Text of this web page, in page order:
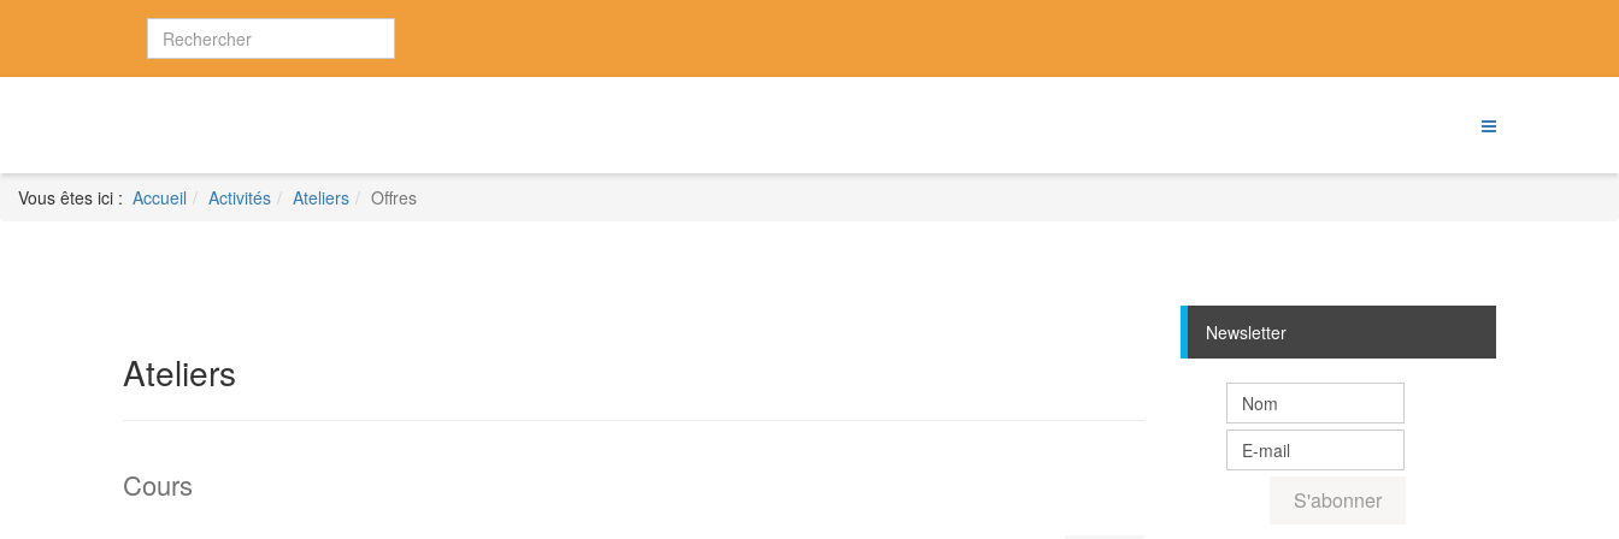
Vous êtes ici : Accueil Activités Ateliers Offres
Ateliers
Cours
Newsletter